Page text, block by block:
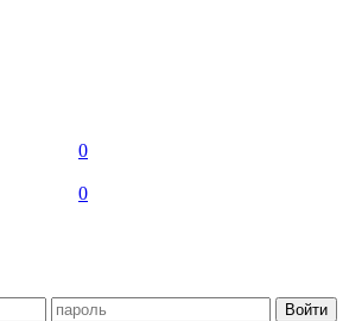
0
0
Войти